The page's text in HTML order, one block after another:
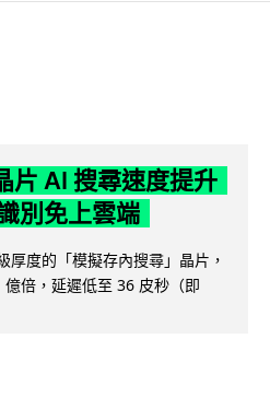
片 AI 搜尋速度提升
別免上雲端
厚度的「模擬存內搜尋」晶片，
倍，延遲低至 36 皮秒（即